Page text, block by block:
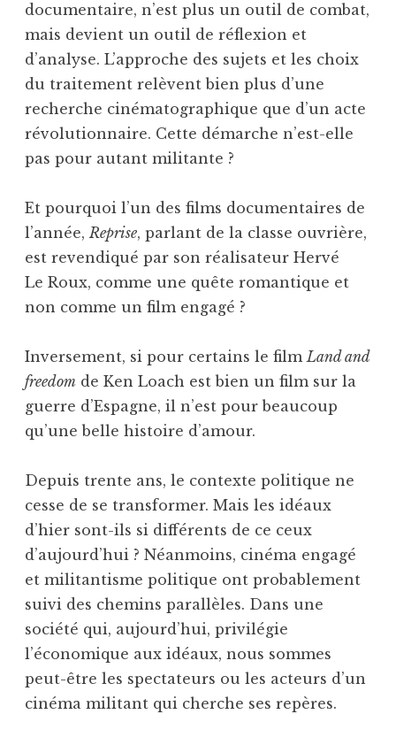
documentaire, n’est plus un outil de combat,
mais devient un outil de réflexion et
d’analyse. L’approche des sujets et les choix
du traitement relèvent bien plus d’une
recherche cinématographique que d’un acte
révolutionnaire. Cette démarche n’est-elle
pas pour autant militante ?
Et pourquoi l’un des films documentaires de
l’année,Reprise, parlant de la classe ouvrière,
est revendiqué par son réalisateur Hervé
Le Roux, comme une quête romantique et
non comme un film engagé ?
Inversement, si pour certains le filmLand and
freedom de Ken Loach est bien un film sur la
guerre d’Espagne, il n’est pour beaucoup
qu’une belle histoire d’amour.
Depuis trente ans, le contexte politique ne
cesse de se transformer. Mais les idéaux
d’hier sont-ils si différents de ce ceux
d’aujourd’hui ? Néanmoins, cinéma engagé
et militantisme politique ont probablement
suivi des chemins parallèles. Dans une
société qui, aujourd’hui, privilégie
l’économique aux idéaux, nous sommes
peut-être les spectateurs ou les acteurs d’un
cinéma militant qui cherche ses repères.